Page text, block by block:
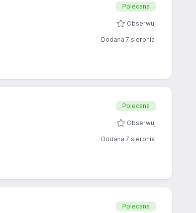
Polecana
Obserwuj
Dodana 7 sierpnia
Polecana
Obserwuj
Dodana 7 sierpnia
Polecana